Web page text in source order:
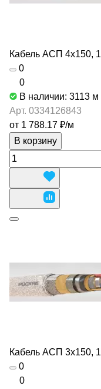
Кабель АСП 4х150,
0
0
В наличии: 3113 м
Арт. 0334126843
от 1 788.17 ₽/м
В корзину
Кабель АСП 3х150,
0
0